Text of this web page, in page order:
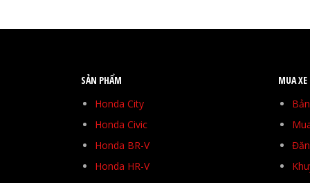
SẢN PHẨM
Honda City
Honda Civic
Honda BR-V
Honda HR-V
MUA XE